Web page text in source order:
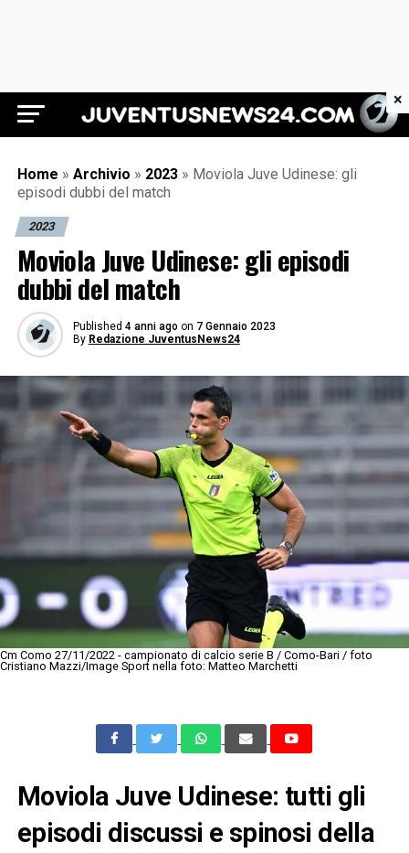
Juventus News 24
Home » Archivio » 2023 » Moviola Juve Udinese: gli
episodi dubbi del match
2023
Moviola Juve Udinese: gli episodi
dubbi del match
Published 4 anni ago on 7 Gennaio 2023
By Redazione JuventusNews24
Cm Como 27/11/2022 - campionato di calcio serie B / Como-Bari / foto
Cristiano Mazzi/Image Sport nella foto: Matteo Marchetti
Moviola Juve Udinese: tutti gli
episodi discussi e spinosi della
×